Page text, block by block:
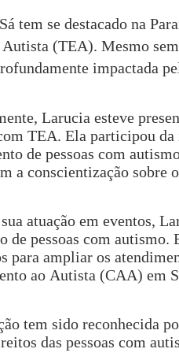
tem se destacado na
(TEA). Mesmo
impactada
Larucia esteve
TEA. Ela participou
de pessoas com
a conscientização sobre
atuação em eventos,
de pessoas com
para ampliar os
ao Autista (CAA) em
tem sido reconhecida
das pessoas com